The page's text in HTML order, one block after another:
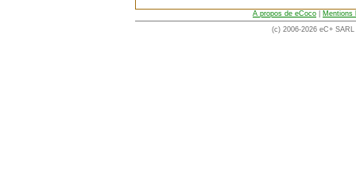
A propos de eCoco
Mentions
(c) 2006-2026 eC+